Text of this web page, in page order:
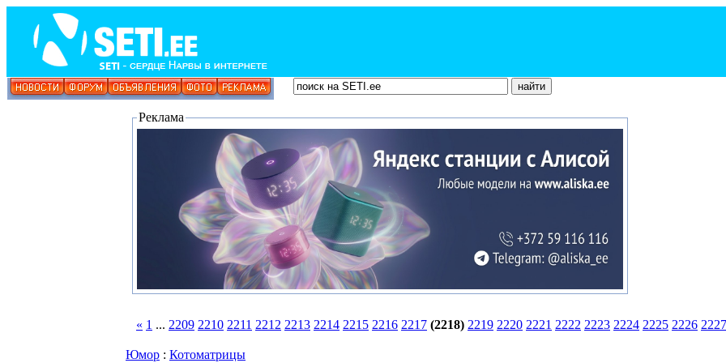
Реклама
« 1 ... 2209 2210 2211 2212 2213 2214 2215 2216 2217 (2218) 2219 2220 2221 2222 2223 2224 2225 2226 2227
Юмор : Котоматрицы